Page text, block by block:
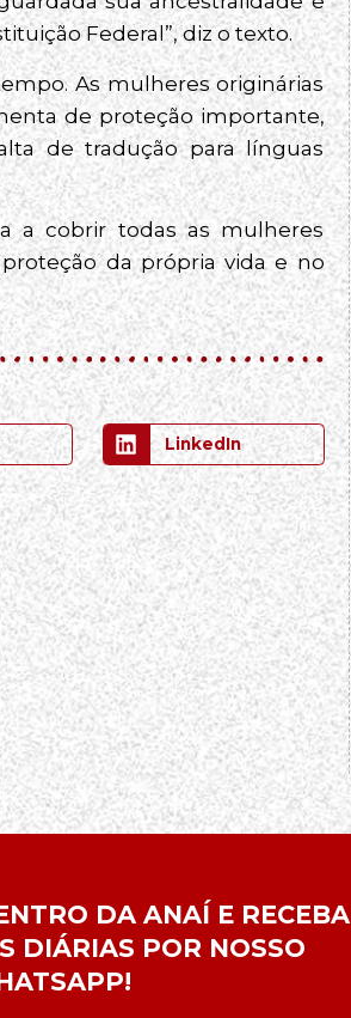
Federal”, diz o texto.
As mulheres originárias
de proteção importante,
de tradução para línguas
a cobrir todas as mulheres
da própria vida e no
LinkedIn
DA ANAÍ E RECEBA
DIÁRIAS POR NOSSO